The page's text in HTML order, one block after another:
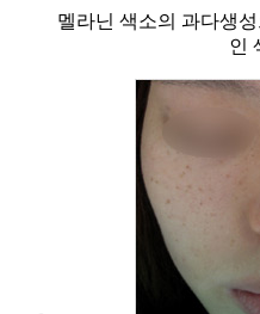
멜라닌 색소의 과다생
인